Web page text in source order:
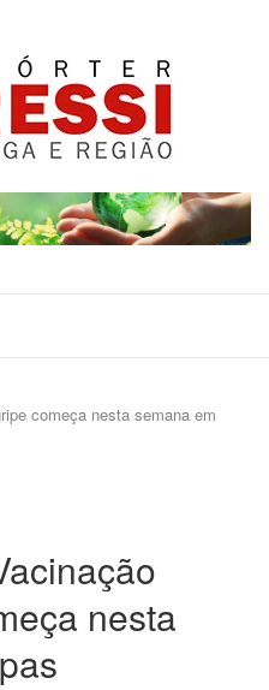
começa nesta semana em
nesta